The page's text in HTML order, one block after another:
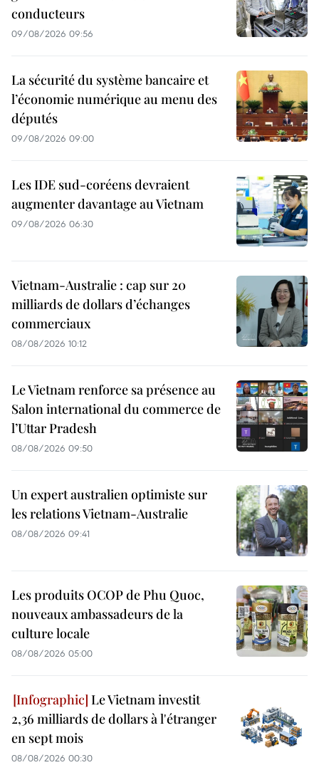
conducteurs
09/08/2026 09:56
La sécurité du système bancaire et
l’économie numérique au menu des
députés
09/08/2026 09:00
Les IDE sud-coréens devraient
augmenter davantage au Vietnam
09/08/2026 06:30
Vietnam-Australie : cap sur 20
milliards de dollars d’échanges
commerciaux
08/08/2026 10:12
Le Vietnam renforce sa présence au
Salon international du commerce de
l’Uttar Pradesh
08/08/2026 09:50
Un expert australien optimiste sur
les relations Vietnam-Australie
08/08/2026 09:41
Les produits OCOP de Phu Quoc,
nouveaux ambassadeurs de la
culture locale
08/08/2026 05:00
Le Vietnam investit
2,36 milliards de dollars à l'étranger
en sept mois
08/08/2026 00:30